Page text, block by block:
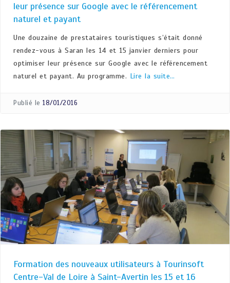
leur présence sur Google avec le référencement
naturel et payant
Une douzaine de prestataires touristiques s’était donné
rendez-vous à Saran les 14 et 15 janvier derniers pour
optimiser leur présence sur Google avec le référencement
naturel et payant. Au programme. Lire la suite…
Publié le 18/01/2016
Formation des nouveaux utilisateurs à Tourinsoft
Centre-Val de Loire à Saint-Avertin les 15 et 16